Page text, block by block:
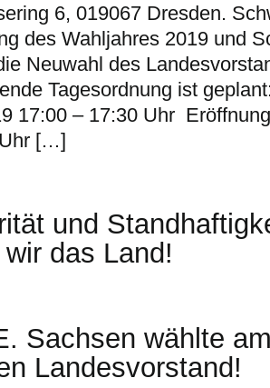
6, 019067 Dresden.
des Wahljahres 2019 und
Neuwahl des
Tagesordnung ist
17:00 – 17:30 Uhr
[…]
und
das Land!
Sachsen wählte
Landesvorstand!